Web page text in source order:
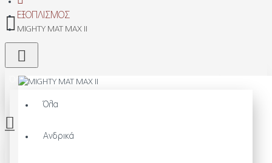
Όλα
Όλα
Ανδρικά
ΕΞΟΠΛΙΣΜΌΣ
MIGHTY MAT MAX II